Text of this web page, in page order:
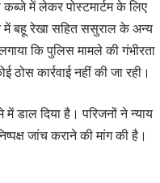
में लेकर पोस्टमार्टम के लिए
में बहू रेखा सहित ससुराल के अन्य
कि पुलिस मामले की गंभीरता
कार्रवाई नहीं की जा रही।
डाल दिया है। परिजनों ने न्याय
जांच कराने की मांग की है।